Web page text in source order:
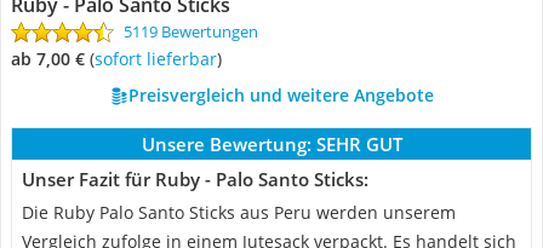
5119 Bewertungen
ab 7,00 € ( Sofort lieferbar)
Preisvergleich und weitere Angebote
Unsere Bewertung: SEHR GUT
Unser Fazit für Ruby - Palo Santo Sticks:
Die Ruby Palo Santo Sticks aus Peru werden unserem
Vergleich zufolge in einem Jutesack verpackt. Es handelt sich